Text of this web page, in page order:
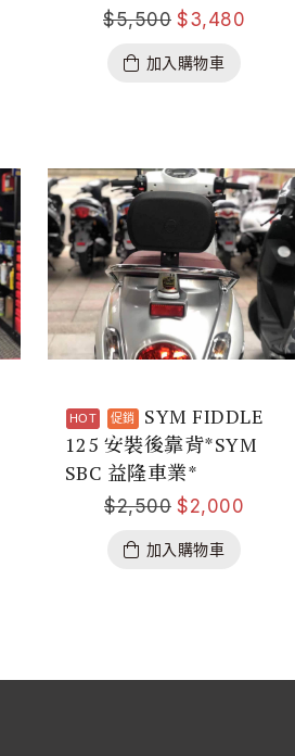
$5,500 $3,480
加入購物車
SYM FIDDLE
125 安裝後靠背*SYM
SBC 益隆車業*
$2,500 $2,000
加入購物車